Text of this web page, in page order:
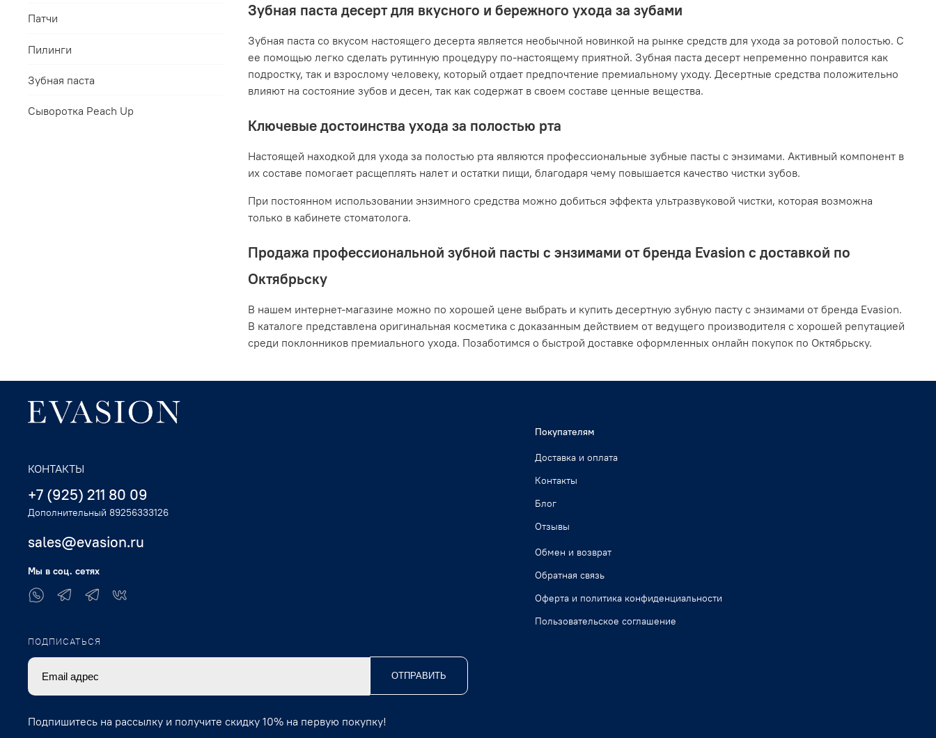
Зубная паста десерт для вкусного и бережного ухода за зубами
Зубная паста со вкусом настоящего десерта является необычной новинкой на рынке средств для ухода за ротовой полостью. С
ее помощью легко сделать рутинную процедуру по-настоящему приятной. Зубная паста десерт непременно понравится как
подростку, так и взрослому человеку, который отдает предпочтение премиальному уходу. Десертные средства положительно
влияют на состояние зубов и десен, так как содержат в своем составе ценные вещества.
Ключевые достоинства ухода за полостью рта
Настоящей находкой для ухода за полостью рта являются профессиональные зубные пасты с энзимами. Активный компонент в
их составе помогает расщеплять налет и остатки пищи, благодаря чему повышается качество чистки зубов.
При постоянном использовании энзимного средства можно добиться эффекта ультразвуковой чистки, которая возможна
только в кабинете стоматолога.
Продажа профессиональной зубной пасты с энзимами от бренда Evasion с доставкой по
Октябрьску
В нашем интернет-магазине можно по хорошей цене выбрать и купить десертную зубную пасту с энзимами от бренда Evasion.
В каталоге представлена оригинальная косметика с доказанным действием от ведущего производителя с хорошей репутацией
среди поклонников премиального ухода. Позаботимся о быстрой доставке оформленных онлайн покупок по Октябрьску.
Патчи
Пилинги
Зубная паста
Сыворотка Peach Up
Покупателям
Доставка и оплата
Контакты
Блог
Отзывы
Обмен и возврат
Обратная связь
Оферта и политика конфиденциальности
Пользовательское соглашение
КОНТАКТЫ
+7 (925) 211 80 09
Дополнительный 89256333126
sales@evasion.ru
Мы в соц. сетях
ПОДПИСАТЬСЯ
ОТПРАВИТЬ
Подпишитесь на рассылку и получите скидку 10% на первую покупку!